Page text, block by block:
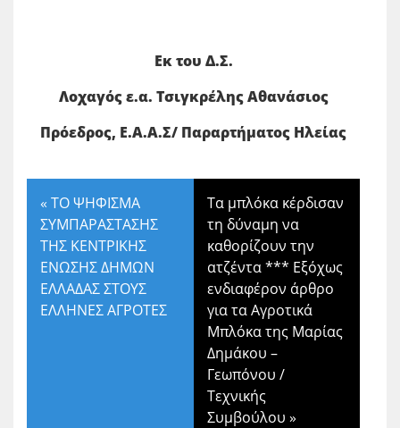
Εκ του Δ.Σ.
Λοχαγός ε.α. Τσιγκρέλης Αθανάσιος
Πρόεδρος, Ε.Α.Α.Σ/ Παραρτήματος Ηλείας
« ΤΟ ΨΗΦΙΣΜΑ
ΣΥΜΠΑΡΑΣΤΑΣΗΣ
ΤΗΣ ΚΕΝΤΡΙΚΗΣ
ΕΝΩΣΗΣ ΔΗΜΩΝ
ΕΛΛΑΔΑΣ ΣΤΟΥΣ
ΕΛΛΗΝΕΣ ΑΓΡΟΤΕΣ
Τα μπλόκα κέρδισαν
τη δύναμη να
καθορίζουν την
ατζέντα *** Εξόχως
ενδιαφέρον άρθρο
για τα Αγροτικά
Μπλόκα της Μαρίας
Δημάκου –
Γεωπόνου /
Τεχνικής
Συμβούλου »